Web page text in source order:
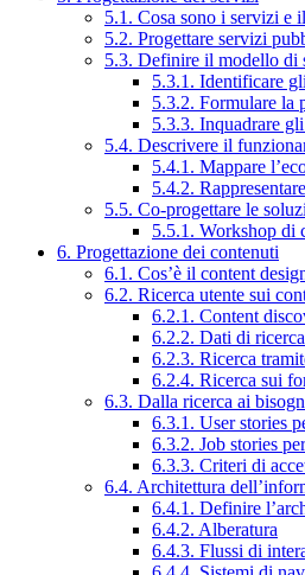
5.1. Cosa sono i servizi e
5.2. Progettare servizi
5.3. Definire il modello di
5.3.1. Identificare
5.3.2. Formulare la
5.3.3. Inquadrare
5.4. Descrivere il
5.4.1. Mappare
5.4.2.
5.5. Co-progettare le
5.5.1. Workshop di
6. Progettazione dei contenuti
6.1. Cos’è il content
6.2. Ricerca utente sui
6.2.1. Content
6.2.2. Dati di
6.2.3. Ricerca
6.2.4. Ricerca sui
6.3. Dalla ricerca ai
6.3.1. User stories
6.3.2. Job stories
6.3.3. Criteri di
6.4. Architettura
6.4.1. Definire
6.4.2. Alberatura
6.4.3. Flussi di